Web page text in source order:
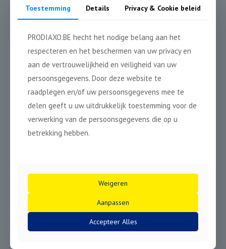
1 1/4″
5/4″
305 mm
Drilling in combination with diamond drills with soft impact
function and dust extraction
Ø
Toestemming Details Privacy & Cookie beleid
PRODIAXO.BE hecht het nodige belang aan het
respecteren en het beschermen van uw privacy en
aan de vertrouwelijkheid en veiligheid van uw
persoonsgegevens. Door deze website te
raadplegen en/of uw persoonsgegevens mee te
delen geeft u uw uitdrukkelijk toestemming voor de
verwerking van de persoonsgegevens die op u
betrekking hebben.
Weigeren
Aanpassen
Accepteer Alles